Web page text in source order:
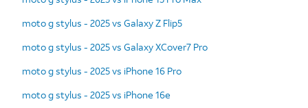
moto g stylus - 2025 vs Galaxy Z Flip5
moto g stylus - 2025 vs Galaxy XCover7 Pro
moto g stylus - 2025 vs iPhone 16 Pro
moto g stylus - 2025 vs iPhone 16e